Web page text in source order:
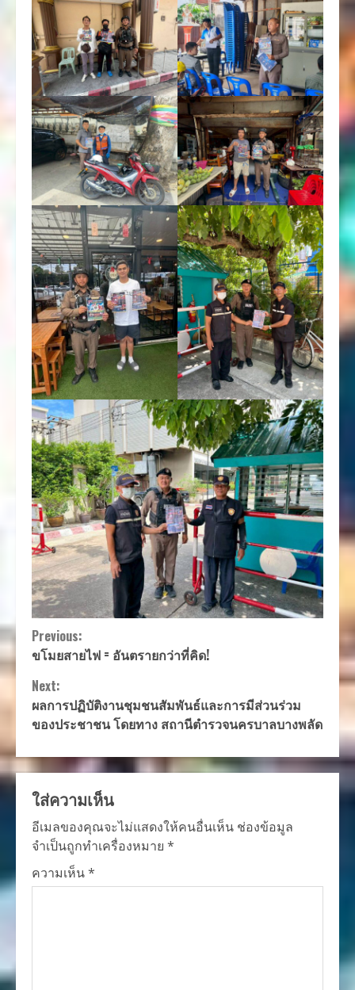
Continue
Reading
Previous:
ขโมยสายไฟ = อันตรายกว่าที่คิด!
Next:
ผลการปฏิบัติงานชุมชนสัมพันธ์และการมีส่วนร่วม
ของประชาชน โดยทาง สถานีตำรวจนครบาลบางพลัด
ใส่ความเห็น
อีเมลของคุณจะไม่แสดงให้คนอื่นเห็น ช่องข้อมูล
จำเป็นถูกทำเครื่องหมาย *
ความเห็น*